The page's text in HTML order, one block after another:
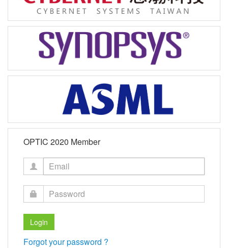
OPTIC 2020 Member
Forgot your password ?